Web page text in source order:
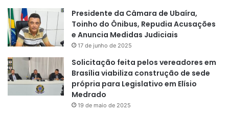
Presidente da Câmara de Ubaíra,
Toinho do Ônibus, Repudia Acusações
e Anuncia Medidas Judiciais
17 de junho de 2025
Solicitação feita pelos vereadores em
Brasília viabiliza construção de sede
própria para Legislativo em Elísio
Medrado
19 de maio de 2025